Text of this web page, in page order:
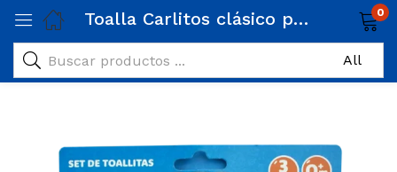
Toalla Carlitos clásico para bebé paquete x3 Unds 0